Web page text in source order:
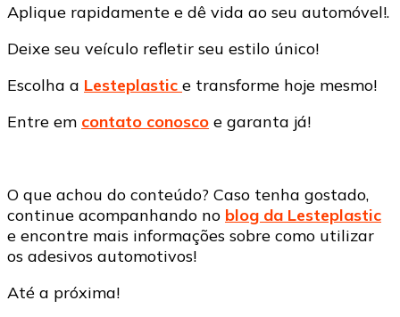
Aplique rapidamente e dê vida ao seu automóvel!.
Deixe seu veículo refletir seu estilo único!
Escolha a Lesteplastic e transforme hoje mesmo!
Entre em contato conosco e garanta já!
O que achou do conteúdo? Caso tenha gostado,
continue acompanhando no blog da Lesteplastic
e encontre mais informações sobre como utilizar
os adesivos automotivos!
Até a próxima!